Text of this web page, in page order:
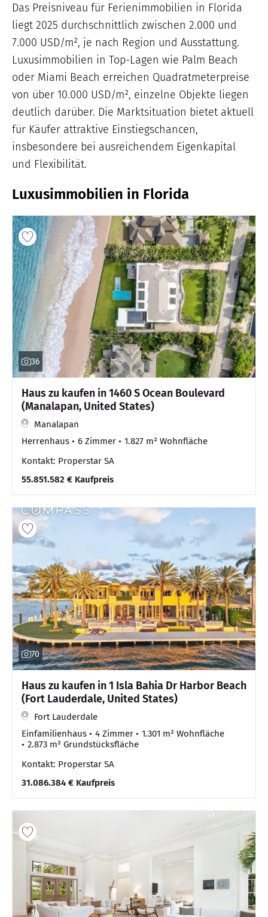
Das Preisniveau für Ferienimmobilien in Florida
liegt 2025 durchschnittlich zwischen 2.000 und
7.000 USD/m², je nach Region und Ausstattung.
Luxusimmobilien in Top-Lagen wie Palm Beach
oder Miami Beach erreichen Quadratmeterpreise
von über 10.000 USD/m², einzelne Objekte liegen
deutlich darüber. Die Marktsituation bietet aktuell
für Käufer attraktive Einstiegschancen,
insbesondere bei ausreichendem Eigenkapital
und Flexibilität.
Luxusimmobilien in Florida
36
Haus zu kaufen in 1460 S Ocean Boulevard
(Manalapan, United States)
Manalapan
Herrenhaus
6 Zimmer
1.827 m² Wohnfläche
Kontakt: Properstar SA
55.851.582 € Kaufpreis
70
Haus zu kaufen in 1 Isla Bahia Dr Harbor Beach
(Fort Lauderdale, United States)
Fort Lauderdale
Einfamilienhaus
4 Zimmer
1.301 m² Wohnfläche
2.873 m² Grundstücksfläche
Kontakt: Properstar SA
31.086.384 € Kaufpreis